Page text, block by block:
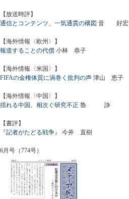
【放送時評】
通信とコンテンツ、一気通貫の構図 音 好宏
【海外情報〈欧州〉】
報道することの代償 小林 恭子
【海外情報〈米国〉】
FIFAの金権体質に渦巻く批判の声 津山 恵子
【海外情報〈中国〉】
揺れる中国、相次ぐ研究不正 魯 諍
【書評】
『記者がたどる戦争』
今井 直樹
6月号（774号）